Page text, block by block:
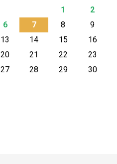
1
2
6 7 8
9
13 14 15
16
20 21 22
23
27 28 29
30